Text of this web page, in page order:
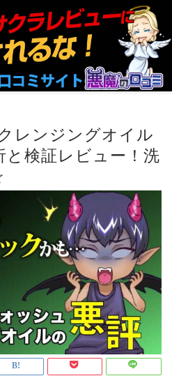
レンジングオイル
と検証レビュー！洗